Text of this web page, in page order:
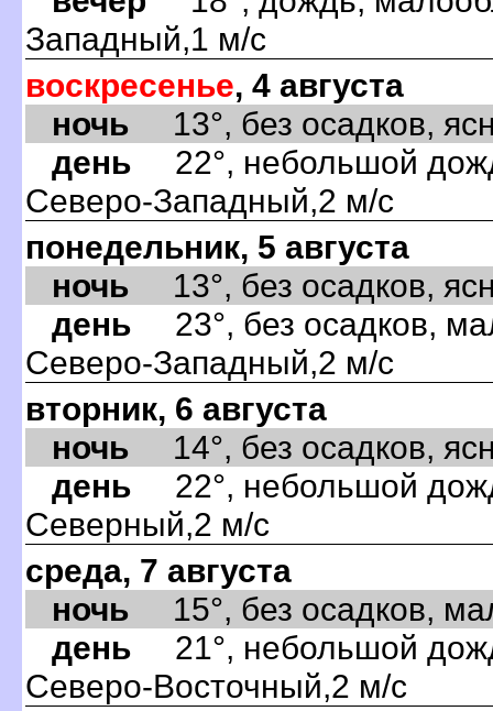
Западный,1 м/с
воскресенье, 4 августа
ночь 13°, без осадков,
день 22°, небольшой
Северо-Западный,2 м/с
понедельник, 5 августа
ночь 13°, без осадков,
день 23°, без осадков,
Северо-Западный,2 м/с
вторник, 6 августа
ночь 14°, без осадков,
день 22°, небольшой
Северный,2 м/с
среда, 7 августа
ночь 15°, без осадков,
день 21°, небольшой
Северо-Восточный,2 м/с